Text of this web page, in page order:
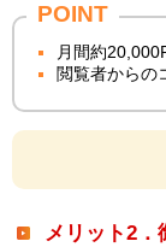
POINT
月間約
閲覧者からの
メリット2．